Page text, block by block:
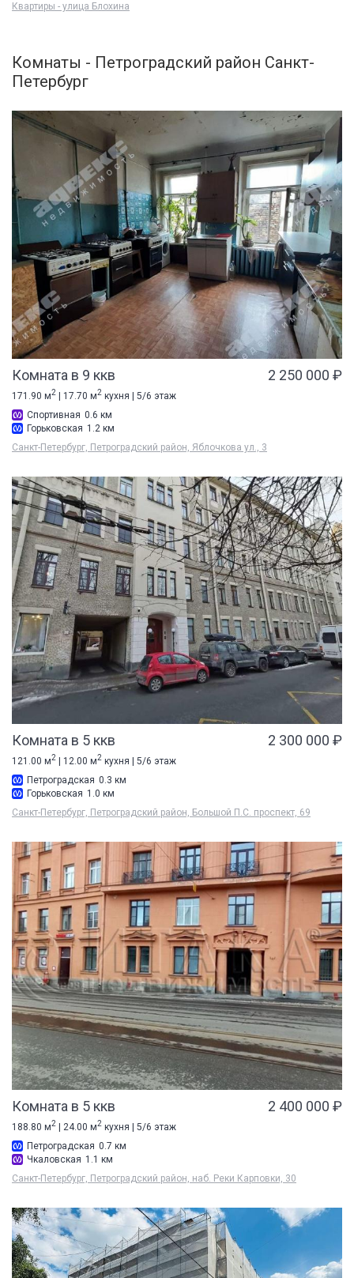
Квартиры - улица Блохина
Комнаты - Петроградский район Санкт-
Петербург
Комната в 9 ккв 2 250 000 ₽
171.90 м2 | 17.70 м2 кухня | 5/6 этаж
Спортивная 0.6 км
Горьковская 1.2 км
Санкт-Петербург, Петроградский район, Яблочкова ул., 3
Комната в 5 ккв 2 300 000 ₽
121.00 м2 | 12.00 м2 кухня | 5/6 этаж
Петроградская 0.3 км
Горьковская 1.0 км
Санкт-Петербург, Петроградский район, Большой П.С. проспект, 69
Комната в 5 ккв 2 400 000 ₽
188.80 м2 | 24.00 м2 кухня | 5/6 этаж
Петроградская 0.7 км
Чкаловская 1.1 км
Санкт-Петербург, Петроградский район, наб. Реки Карповки, 30